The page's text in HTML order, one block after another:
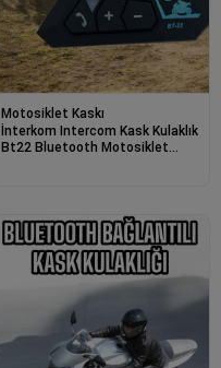
Motosiklet Kaskı
İnterkom Intercom Kask Kulaklık
Bt22 Bluetooth Motosiklet